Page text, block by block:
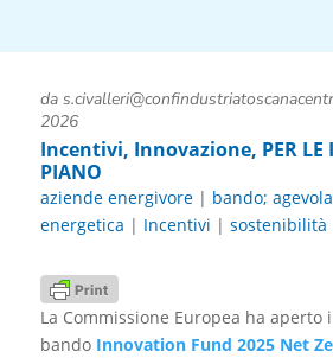
da
2026
Incentivi, Innovazione, PER LE
PIANO
aziende energivore| bando;
energetica | Incentivi | sostenibilità
La Commissione Europea ha aperto
bando Innovation Fund 2025 Net